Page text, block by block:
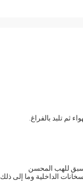
ثم تلبد بالفراغ.
للهب المحسن
الداخلية وما إلى ذلك.